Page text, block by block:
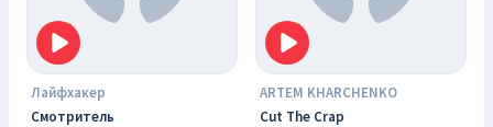
Лайфхакер
Смотритель
ARTEM KHARCHENKO
Cut The Crap